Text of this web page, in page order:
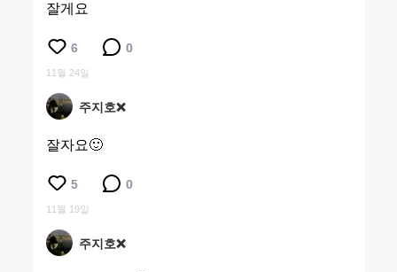
잘게요
6 0
11월 24일
주지호❌
잘자요🙂
5 0
11월 19일
주지호❌